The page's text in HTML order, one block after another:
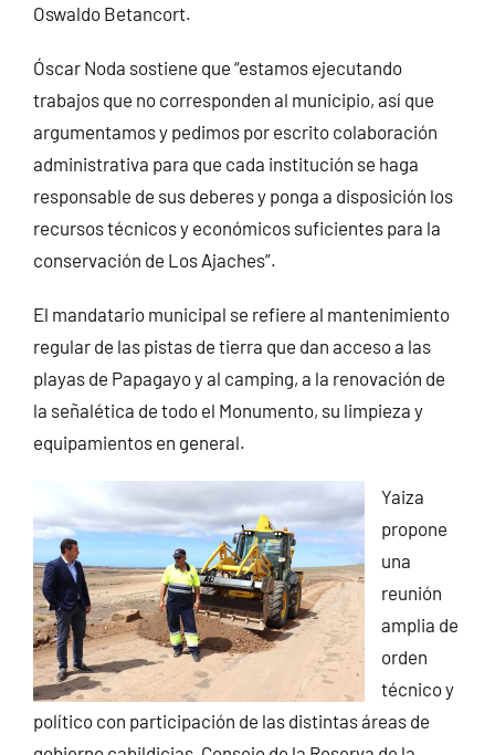
Oswaldo Betancort.
Óscar Noda sostiene que “estamos ejecutando
trabajos que no corresponden al municipio, así que
argumentamos y pedimos por escrito colaboración
administrativa para que cada institución se haga
responsable de sus deberes y ponga a disposición los
recursos técnicos y económicos suficientes para la
conservación de Los Ajaches”.
El mandatario municipal se refiere al mantenimiento
regular de las pistas de tierra que dan acceso a las
playas de Papagayo y al camping, a la renovación de
la señalética de todo el Monumento, su limpieza y
equipamientos en general.
Yaiza
propone
una
reunión
amplia de
orden
técnico y
político con participación de las distintas áreas de